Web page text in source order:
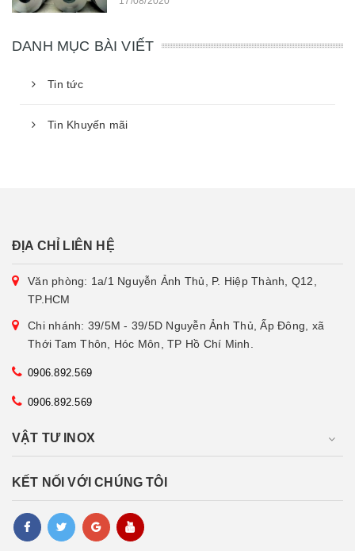
DANH MỤC BÀI VIẾT
Tin tức
Tin Khuyến mãi
ĐỊA CHỈ LIÊN HỆ
Văn phòng: 1a/1 Nguyễn Ảnh Thủ, P. Hiệp Thành, Q12,
TP.HCM
Chi nhánh: 39/5M - 39/5D Nguyễn Ảnh Thủ, Ấp Đông, xã
Thới Tam Thôn, Hóc Môn, TP Hồ Chí Minh.
0906.892.569
0906.892.569
VẬT TƯ INOX
KẾT NỐI VỚI CHÚNG TÔI